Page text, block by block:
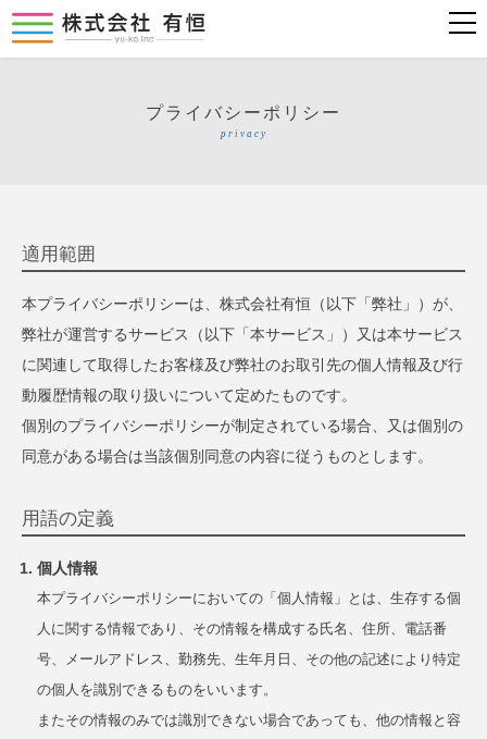
プライバシーポリシー
privacy
適用範囲
本プライバシーポリシーは、株式会社有恒（以下「弊社」）が、
弊社が運営するサービス（以下「本サービス」）又は本サービス
に関連して取得したお客様及び弊社のお取引先の個人情報及び行
動履歴情報の取り扱いについて定めたものです。
個別のプライバシーポリシーが制定されている場合、又は個別の
同意がある場合は当該個別同意の内容に従うものとします。
用語の定義
個人情報
本プライバシーポリシーにおいての「個人情報」とは、生存する個
人に関する情報であり、その情報を構成する氏名、住所、電話番
号、メールアドレス、勤務先、生年月日、その他の記述により特定
の個人を識別できるものをいいます。
またその情報のみでは識別できない場合であっても、他の情報と容